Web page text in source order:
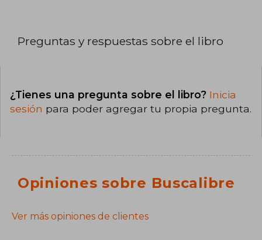
Preguntas y respuestas sobre el libro
¿Tienes una pregunta sobre el libro? Inicia
sesión para poder agregar tu propia pregunta.
Opiniones sobre Buscalibre
Ver más opiniones de clientes